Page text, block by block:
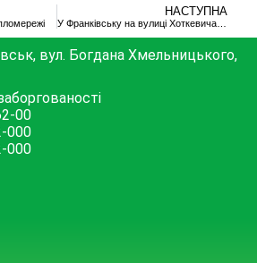
НАСТУПНА
У Франківську на вулиці Хоткевича ремонтують магістральну тепломережу. ФОТО
вул. Богдана Хмельницького,
00
000
000